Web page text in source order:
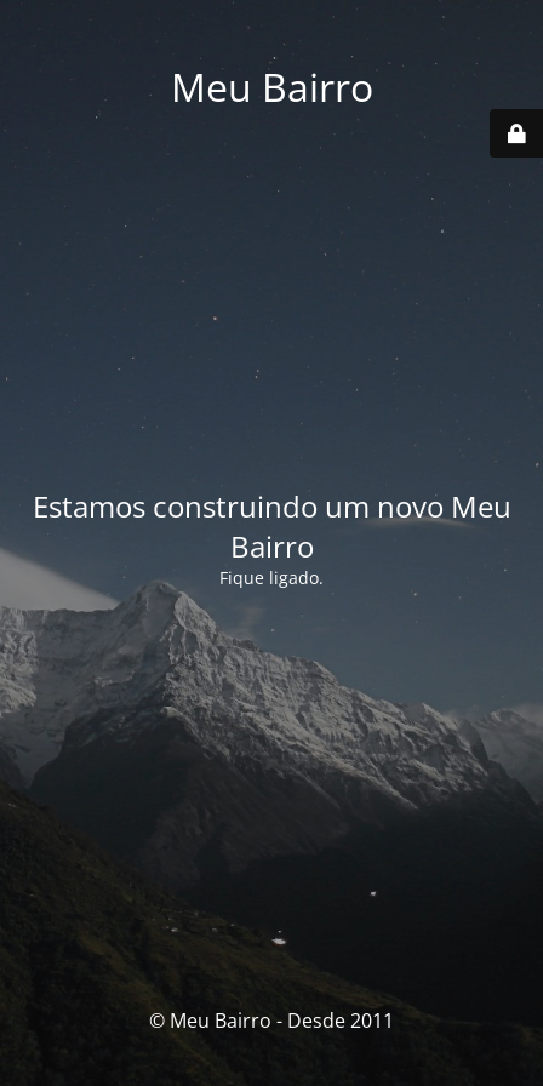
Meu Bairro
Estamos construindo um novo Meu
Bairro
Fique ligado.
© Meu Bairro - Desde 2011